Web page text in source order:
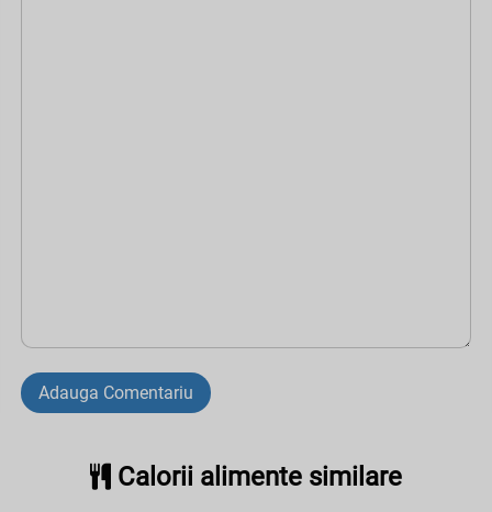
Adauga Comentariu
Calorii alimente similare